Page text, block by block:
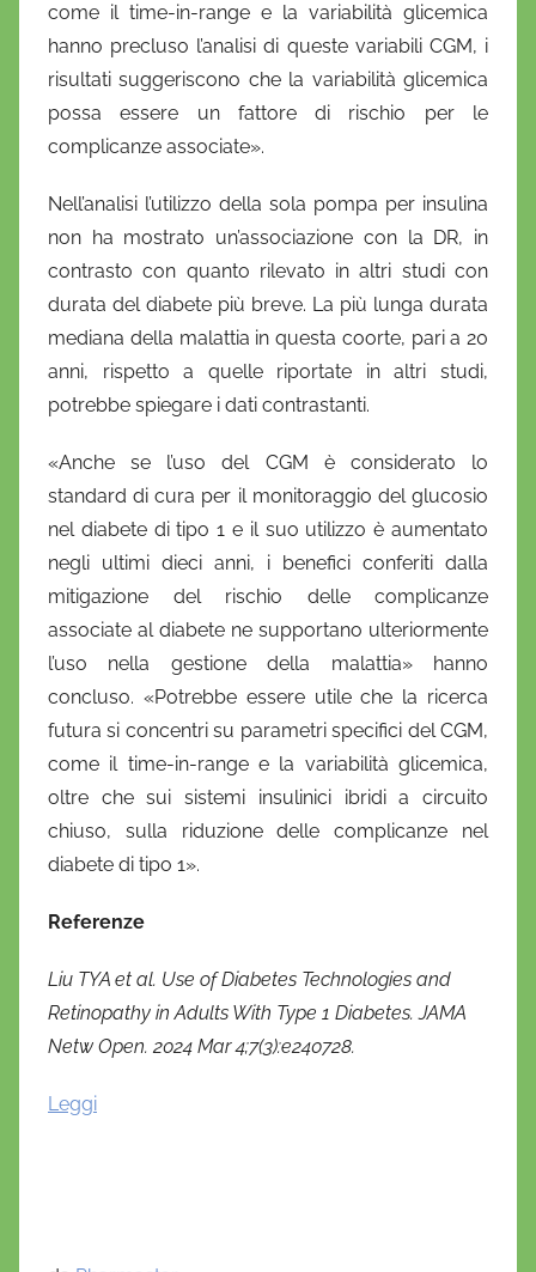
come il time-in-range e la variabilità glicemica
hanno precluso l’analisi di queste variabili CGM, i
risultati suggeriscono che la variabilità glicemica
possa essere un fattore di rischio per le
complicanze associate».
Nell’analisi l’utilizzo della sola pompa per insulina
non ha mostrato un’associazione con la DR, in
contrasto con quanto rilevato in altri studi con
durata del diabete più breve. La più lunga durata
mediana della malattia in questa coorte, pari a 20
anni, rispetto a quelle riportate in altri studi,
potrebbe spiegare i dati contrastanti.
«Anche se l’uso del CGM è considerato lo
standard di cura per il monitoraggio del glucosio
nel diabete di tipo 1 e il suo utilizzo è aumentato
negli ultimi dieci anni, i benefici conferiti dalla
mitigazione del rischio delle complicanze
associate al diabete ne supportano ulteriormente
l’uso nella gestione della malattia» hanno
concluso. «Potrebbe essere utile che la ricerca
futura si concentri su parametri specifici del CGM,
come il time-in-range e la variabilità glicemica,
oltre che sui sistemi insulinici ibridi a circuito
chiuso, sulla riduzione delle complicanze nel
diabete di tipo 1».
Referenze
Liu TYA et al. Use of Diabetes Technologies and
Retinopathy in Adults With Type 1 Diabetes. JAMA
Netw Open. 2024 Mar 4;7(3):e240728.
Leggi